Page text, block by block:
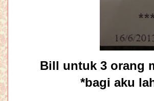
Bill untuk 3 orang
*bagi aku